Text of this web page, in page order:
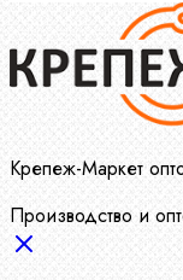
Крепеж-Маркет
Производство и